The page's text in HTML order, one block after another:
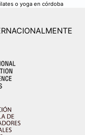
o yoga en córdoba